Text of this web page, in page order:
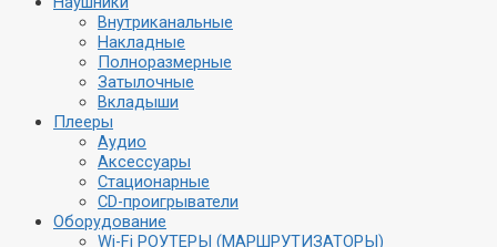
Внутриканальные
Накладные
Полноразмерные
Затылочные
Вкладыши
Плееры
Аудио
Аксессуары
Стационарные
CD-проигрыватели
Оборудование
Wi-Fi РОУТЕРЫ (МАРШРУТИЗАТОРЫ)